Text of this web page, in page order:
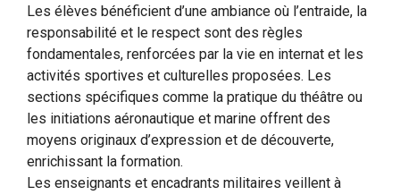
Les élèves bénéficient d’une ambiance où l’entraide, la
responsabilité et le respect sont des règles
fondamentales, renforcées par la vie en internat et les
activités sportives et culturelles proposées. Les
sections spécifiques comme la pratique du théâtre ou
les initiations aéronautique et marine offrent des
moyens originaux d’expression et de découverte,
enrichissant la formation.
Les enseignants et encadrants militaires veillent à